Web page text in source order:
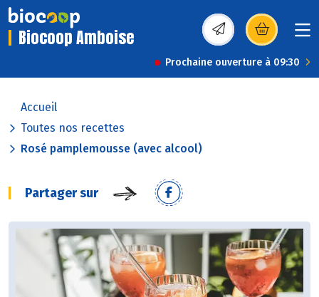
Biocoop Amboise (s’ouvre dans une
Prochaine ouverture à 09:30
Accueil
Toutes nos recettes
Rosé pamplemousse (avec alcool)
Partager sur